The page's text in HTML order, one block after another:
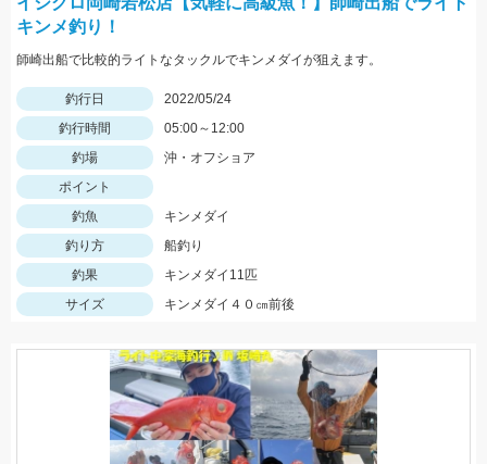
キンメ釣り！
師崎出船で比較的ライトなタックルでキンメダイが狙えます。
釣行日
2022/05/24
釣行時間
05:00～12:00
釣場
沖・オフショア
ポイント
釣魚
キンメダイ
釣り方
船釣り
釣果
キンメダイ11匹
サイズ
キンメダイ４０㎝前後